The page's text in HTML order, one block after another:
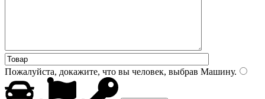
Пожалуйста, докажите, что вы человек, выбрав Машину.